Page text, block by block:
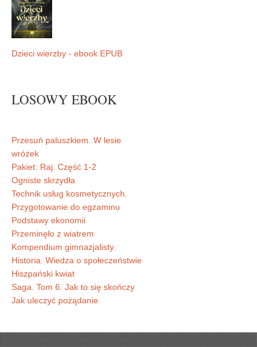
Dzieci wierzby - ebook EPUB
LOSOWY EBOOK
Przesuń paluszkiem. W lesie
wróżek
Pakiet: Raj. Część 1-2
Ogniste skrzydła
Technik usług kosmetycznych.
Przygotowanie do egzaminu
Podstawy ekonomii
Przeminęło z wiatrem
Kompendium gimnazjalisty.
Historia. Wiedza o społeczeństwie
Hiszpański kwiat
Saga. Tom 6. Jak to się skończy
Jak uleczyć pożądanie